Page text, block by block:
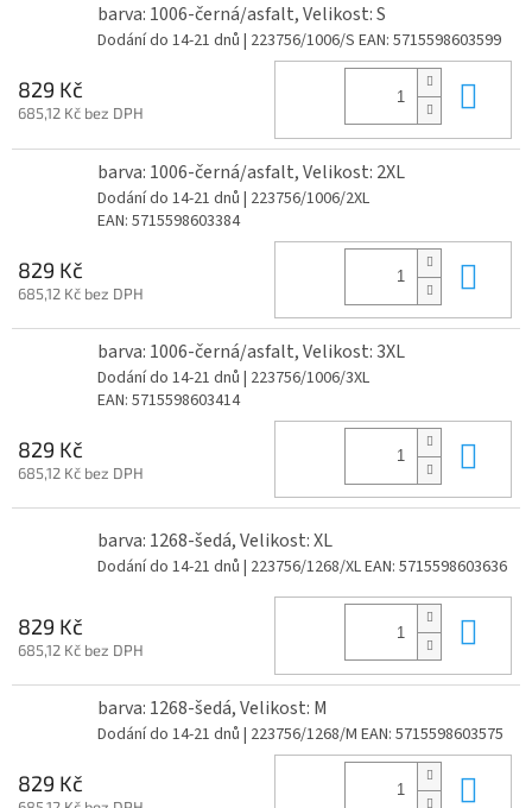
barva: 1006-černá/asfalt, Velikost: S
Dodání do 14-21 dnů | 223756/1006/S EAN: 5715598603599
829 Kč
685,12 Kč bez DPH
barva: 1006-černá/asfalt, Velikost: 2XL
Dodání do 14-21 dnů | 223756/1006/2XL
EAN: 5715598603384
829 Kč
685,12 Kč bez DPH
barva: 1006-černá/asfalt, Velikost: 3XL
Dodání do 14-21 dnů | 223756/1006/3XL
EAN: 5715598603414
829 Kč
685,12 Kč bez DPH
barva: 1268-šedá, Velikost: XL
Dodání do 14-21 dnů | 223756/1268/XLEAN: 5715598603636
829 Kč
685,12 Kč bez DPH
barva: 1268-šedá, Velikost: M
Dodání do 14-21 dnů | 223756/1268/M EAN: 5715598603575
829 Kč